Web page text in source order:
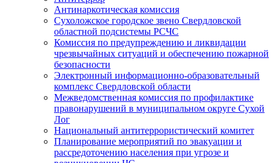
Антинаркотическая комиссия
Сухоложское городское звено Свердловской
областной подсистемы РСЧС
Комиссия по предупреждению и ликвидации
чрезвычайных ситуаций и обеспечению пожарной
безопасности
Электронный информационно-образовательный
комплекс Cвердловской области
Межведомственная комиссия по профилактике
правонарушений в муниципальном округе Сухой
Лог
Национальный антитеррористический комитет
Планирование мероприятий по эвакуации и
рассредоточению населения при угрозе и